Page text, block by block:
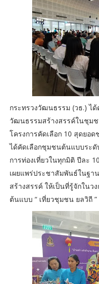
กระทรวงวัฒนธรรม (วธ.) ไ
วัฒนธรรมสร้างสรรค์ในชุมช
โครงการคัดเลือก 10 สุดยอ
ได้คัดเลือกชุมชนต้นแบบระ
การท่องเที่ยวในทุกมิติ ปีละ
เผยแพร่ประชาสัมพันธ์ในฐา
สร้างสรรค์ ให้เป็นที่รู้จักใน
ต้นแบบ “ เที่ยวชุมชน ยลวิถี